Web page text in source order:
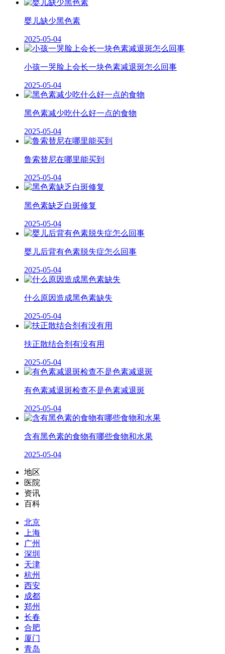
婴儿缺少黑色素
2025-05-04
小孩一哭脸上会长一块色素减退斑怎么回事
2025-05-04
黑色素减少吃什么好一点的食物
2025-05-04
鲁索替尼在哪里能买到
2025-05-04
黑色素缺乏白斑修复
2025-05-04
婴儿后背有色素脱失症怎么回事
2025-05-04
什么原因造成黑色素缺失
2025-05-04
扶正散结合剂有没有用
2025-05-04
有色素减退斑检查不是色素减退斑
2025-05-04
含有黑色素的食物有哪些食物和水果
2025-05-04
地区
医院
资讯
百科
北京
上海
广州
深圳
天津
杭州
西安
成都
郑州
长春
合肥
厦门
青岛